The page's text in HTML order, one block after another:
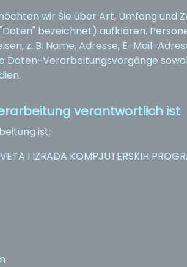
wir Sie über Art, Umfang und
bezeichnet) aufklären.
z. B. Name, Adresse, E-Mail-
Daten-Verarbeitungsvorgänge
verantwortlich ist
ist:
I IZRADA KOMPJUTERSKIH